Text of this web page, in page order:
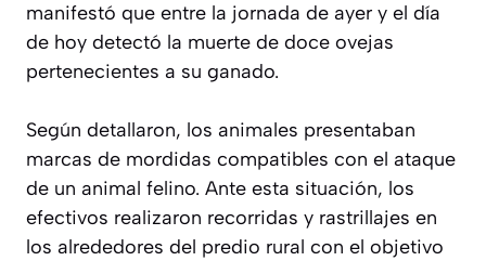
manifestó que entre la jornada de ayer y el día
de hoy detectó la muerte de doce ovejas
pertenecientes a su ganado.
Según detallaron, los animales presentaban
marcas de mordidas compatibles con el ataque
de un animal felino. Ante esta situación, los
efectivos realizaron recorridas y rastrillajes en
los alrededores del predio rural con el objetivo